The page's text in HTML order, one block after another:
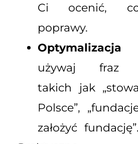
Ci ocenić,
poprawy.
używaj fraz
takich jak
Polsce”,
założyć fundację”.